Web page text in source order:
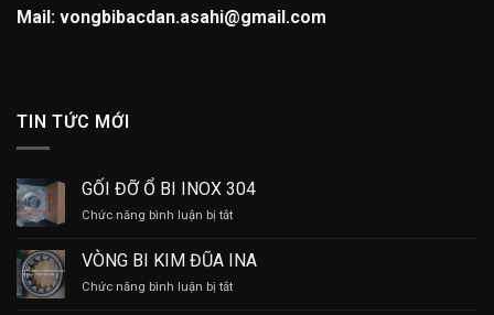
Mail: vongbibacdan.asahi@gmail.com
TIN TỨC MỚI
GỐI ĐỠ Ổ BI INOX 304
Chức năng bình luận bị tắtở
ĐỠ
Ổ
BI
VÒNG BI KIM ĐŨA INA
Chức năng bình luận bị tắtở